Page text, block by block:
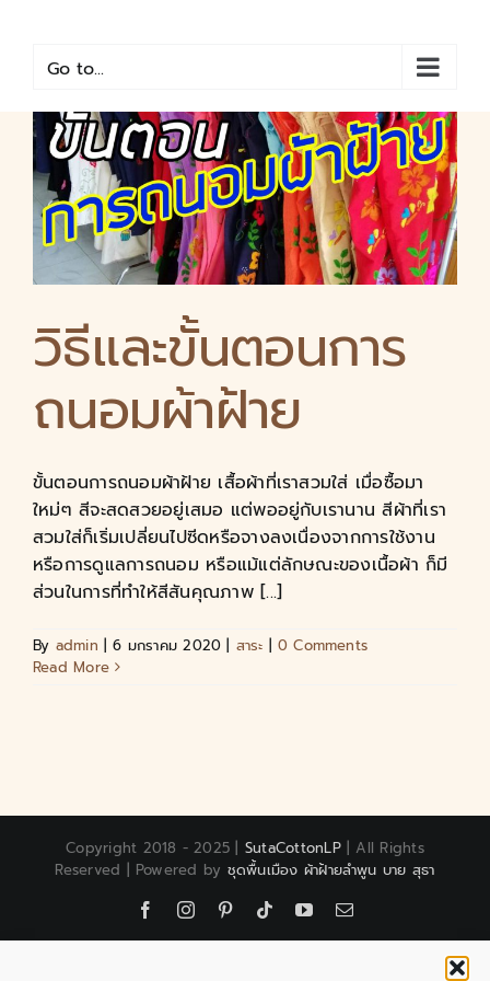
contentGo to...
วิธีและขั้นตอนการ
ถนอมผ้าฝ้าย
ขั้นตอนการถนอมผ้าฝ้าย เสื้อผ้าที่เราสวมใส่ เมื่อซื้อมา
ใหม่ๆ สีจะสดสวยอยู่เสมอ แต่พออยู่กับเรานาน สีผ้าที่เรา
สวมใส่ก็เริ่มเปลี่ยนไปซีดหรือจางลงเนื่องจากการใช้งาน
หรือการดูแลการถนอม หรือแม้แต่ลักษณะของเนื้อผ้า ก็มี
ส่วนในการที่ทำให้สีสันคุณภาพ [...]
By admin | 6 มกราคม 2020 | สาระ | 0 Comments
Read More
Copyright 2018 - 2025 | SutaCottonLP| All Rights
Reserved | Powered by ชุดพื้นเมือง ผ้าฝ้ายลำพูน บาย สุธา
FacebookInstagramPinterestTiktokYouTubeEmail